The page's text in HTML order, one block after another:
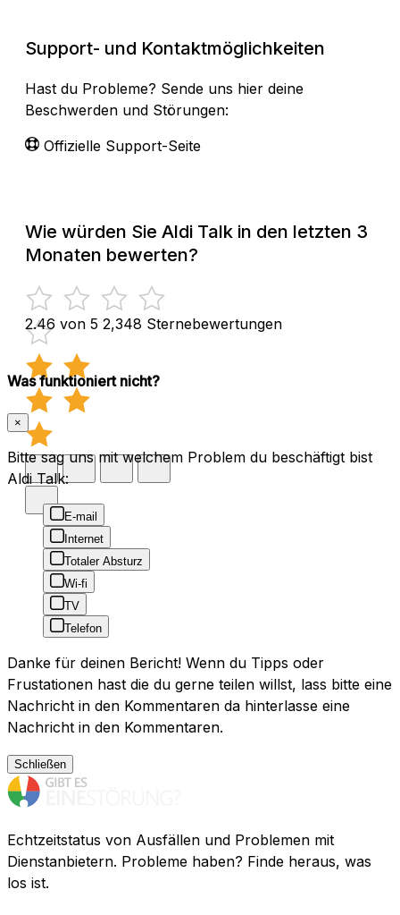
Support- und Kontaktmöglichkeiten
Hast du Probleme? Sende uns hier deine
Beschwerden und Störungen:
Offizielle Support-Seite
Wie würden Sie Aldi Talk in den letzten 3
Monaten bewerten?
2.46 von 5 2,348 Sternebewertungen
Was funktioniert nicht?
×
Bitte sag uns mit welchem Problem du beschäftigt bist
Aldi Talk:
E-mail
Internet
Totaler Absturz
Wi-fi
TV
Telefon
Danke für deinen Bericht! Wenn du Tipps oder
Frustationen hast die du gerne teilen willst, lass bitte eine
Nachricht in den Kommentaren da hinterlasse eine
Nachricht in den Kommentaren.
Schließen
Echtzeitstatus von Ausfällen und Problemen mit
Dienstanbietern. Probleme haben? Finde heraus, was
los ist.